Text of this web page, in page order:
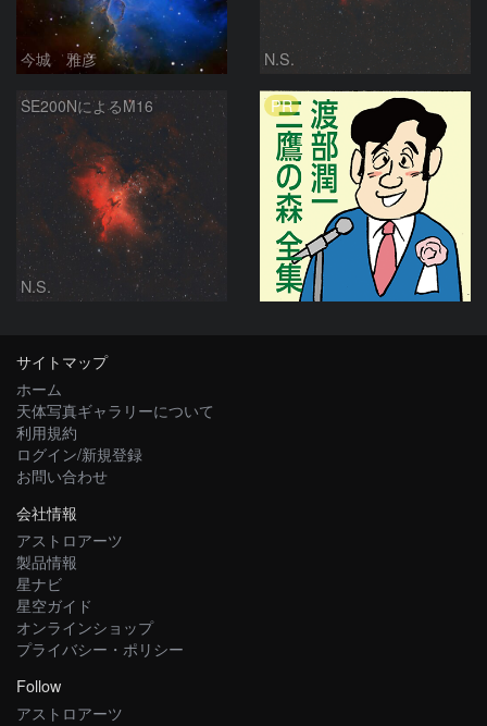
今城 雅彦 N.S.
SE200NによるM16
N.S.
PR
サイトマップ
ホーム
天体写真ギャラリーについて
利用規約
ログイン/新規登録
お問い合わせ
会社情報
アストロアーツ
製品情報
星ナビ
星空ガイド
オンラインショップ
プライバシー・ポリシー
Follow
アストロアーツ